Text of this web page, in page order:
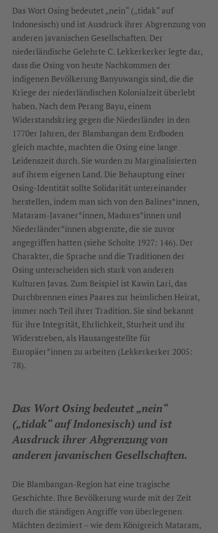
Das Wort Osing bedeutet „nein“ („tidak“ auf
Indonesisch) und ist Ausdruck ihrer Abgrenzung von
anderen javanischen Gesellschaften. Der
niederländische Gelehrte C. Lekkerkerker legte dar,
dass die Osing von heute Nachkommen der
indigenen Bevölkerung Banyuwangis sind, die die
Kriege der niederländischen Kolonialzeit überlebt
haben. Nach dem Perang Bayu, einem
Widerstandskrieg gegen die Niederländer in den
1770er Jahren, der Blambangan dem Erdboden
gleich machte, machten die Osing eine lange
Leidenszeit durch. Sie wurden zu Marginalisierten
auf ihrem eigenen Land. Die Behauptung einer
Osing-Identität sollte Solidarität untereinander
herstellen, indem man sich von den Balines*innen,
Mataram-Javaner*innen, Madures*innen und
Niederländer*innen abgrenzte, die sie zuvor
angegriffen hatten (siehe Scholte 1927: 146). Der
Charakter, die Sprache und die Traditionen der
Osing unterscheiden sich stark von anderen
Kulturen Javas. Zum Beispiel ist Kawin Lari, das
Durchbrennen eines Paares zur heimlichen Heirat,
immer noch Teil ihrer Tradition. Sie sind bekannt
für ihre Integrität, Ehrlichkeit, Sturheit und ihr
Widerstreben, als Hausangestellte für
Europäer*innen zu arbeiten (Lekkerkerker 2005:
78).
Das Wort Osing bedeutet „nein“
(„tidak“ auf Indonesisch) und ist
Ausdruck ihrer Abgrenzung von
anderen javanischen Gesellschaften.
Die Blambangan-Region hat eine tragische
Geschichte. Ihre Bevölkerung wurde mit der Zeit
durch die ständigen Angriffe von überlegenen
Mächten dezimiert – wie dem Königreich Mataram,